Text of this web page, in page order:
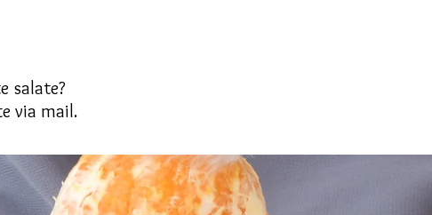
salate?
via mail.